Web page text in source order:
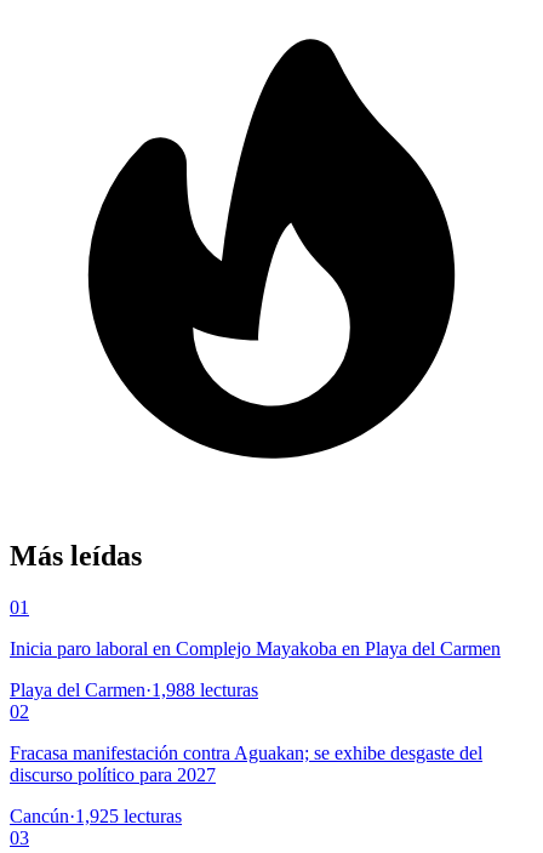
Más leídas
01
Inicia paro laboral en Complejo Mayakoba en Playa del Carmen
Playa del Carmen·1,988 lecturas
02
Fracasa manifestación contra Aguakan; se exhibe desgaste del
discurso político para 2027
Cancún·1,925 lecturas
03